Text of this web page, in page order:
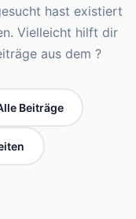
hast existiert
Vielleicht hilft dir
aus dem ?
Beiträge